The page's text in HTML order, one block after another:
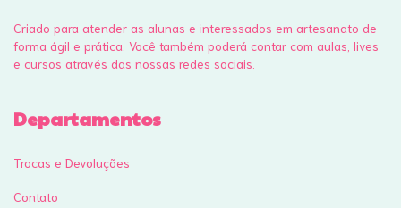
Criado para atender as alunas e interessados em artesanato de
forma ágil e prática. Você também poderá contar com aulas, lives
e cursos através das nossas redes sociais.
Departamentos
Trocas e Devoluções
Contato